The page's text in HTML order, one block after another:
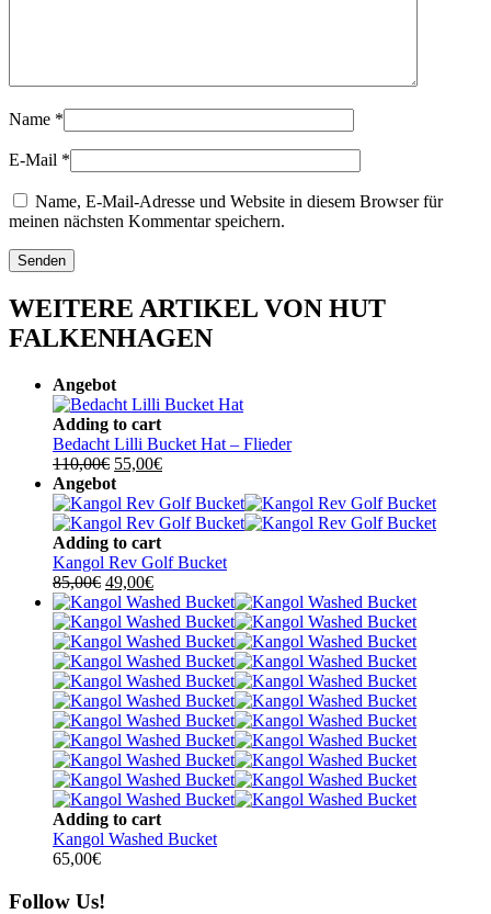
Name *
E-Mail *
Name, E-Mail-Adresse und Website in diesem Browser für
meinen nächsten Kommentar speichern.
WEITERE ARTIKEL VON HUT
FALKENHAGEN
Angebot
Adding to cart
Bedacht Lilli Bucket Hat – Flieder
110,00€ Ursprünglicher
Preis
war:
110,00€
55,00€Aktueller
ist:
55,00€.
Angebot
Adding to cart
Kangol Rev Golf Bucket
85,00€ Ursprünglicher
Preis
war:
85,00€
49,00€Aktueller
Preis
ist:
49,00€.
Adding to cart
Kangol Washed Bucket
65,00€
Follow Us!